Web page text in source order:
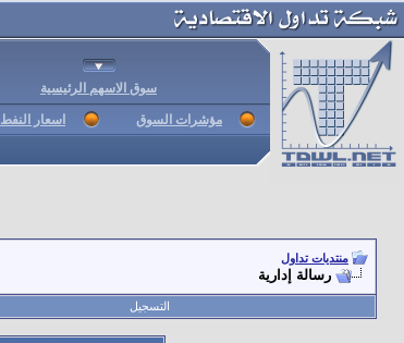
سوق الاسهم الرئيسية
مؤشرات السوق اسعار النفط
منتديات تداول
رسالة إدارية
التسجيل